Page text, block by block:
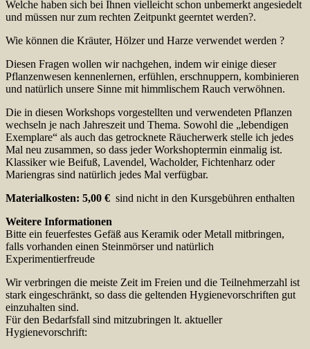
Welche haben sich bei Ihnen vielleicht schon unbemerkt angesiedelt
und müssen nur zum rechten Zeitpunkt geerntet werden?.
Wie können die Kräuter, Hölzer und Harze verwendet werden ?
Diesen Fragen wollen wir nachgehen, indem wir einige dieser
Pflanzenwesen kennenlernen, erfühlen, erschnuppern, kombinieren
und natürlich unsere Sinne mit himmlischem Rauch verwöhnen.
Die in diesen Workshops vorgestellten und verwendeten Pflanzen
wechseln je nach Jahreszeit und Thema. Sowohl die „lebendigen
Exemplare“ als auch das getrocknete Räucherwerk stelle ich jedes
Mal neu zusammen, so dass jeder Workshoptermin einmalig ist.
Klassiker wie Beifuß, Lavendel, Wacholder, Fichtenharz oder
Mariengras sind natürlich jedes Mal verfügbar.
Materialkosten: 5,00 € sind nicht in den Kursgebühren enthalten
Weitere Informationen
Bitte ein feuerfestes Gefäß aus Keramik oder Metall mitbringen,
falls vorhanden einen Steinmörser und natürlich
Experimentierfreude
Wir verbringen die meiste Zeit im Freien und die Teilnehmerzahl ist
stark eingeschränkt, so dass die geltenden Hygienevorschriften gut
einzuhalten sind.
Für den Bedarfsfall sind mitzubringen lt. aktueller
Hygienevorschrift: